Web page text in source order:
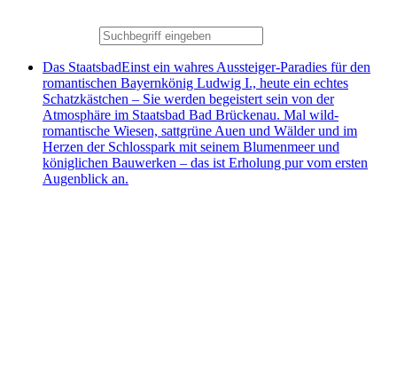
Das StaatsbadEinst ein wahres Aussteiger-Paradies für den
romantischen Bayernkönig Ludwig I., heute ein echtes
Schatzkästchen – Sie werden begeistert sein von der
Atmosphäre im Staatsbad Bad Brückenau. Mal wild-
romantische Wiesen, sattgrüne Auen und Wälder und im
Herzen der Schlosspark mit seinem Blumenmeer und
königlichen Bauwerken – das ist Erholung pur vom ersten
Augenblick an.